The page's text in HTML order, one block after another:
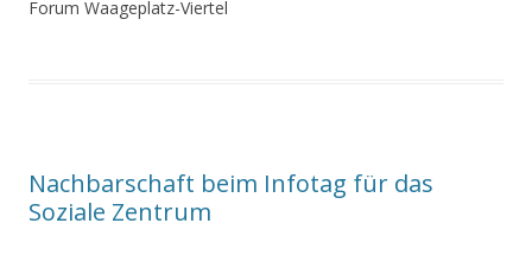
Forum Waageplatz-Viertel
Nachbarschaft beim Infotag für das
Soziale Zentrum